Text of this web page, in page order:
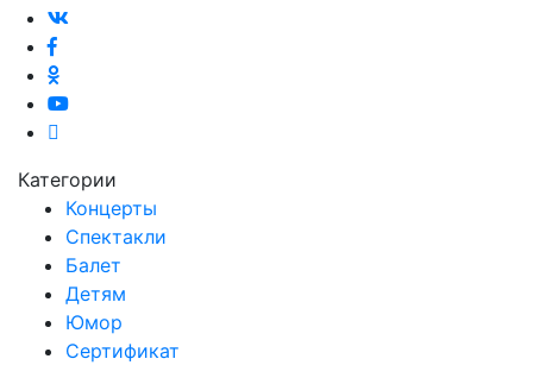
Категории
Концерты
Спектакли
Балет
Детям
Юмор
Сертификат